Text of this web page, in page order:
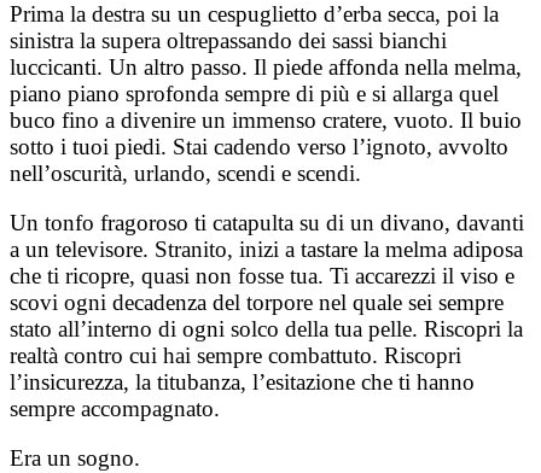
Prima la destra su un cespuglietto d’erba secca, poi la
sinistra la supera oltrepassando dei sassi bianchi
luccicanti. Un altro passo. Il piede affonda nella melma,
piano piano sprofonda sempre di più e si allarga quel
buco fino a divenire un immenso cratere, vuoto. Il buio
sotto i tuoi piedi. Stai cadendo verso l’ignoto, avvolto
nell’oscurità, urlando, scendi e scendi.
Un tonfo fragoroso ti catapulta su di un divano, davanti
a un televisore. Stranito, inizi a tastare la melma adiposa
che ti ricopre, quasi non fosse tua. Ti accarezzi il viso e
scovi ogni decadenza del torpore nel quale sei sempre
stato all’interno di ogni solco della tua pelle. Riscopri la
realtà contro cui hai sempre combattuto. Riscopri
l’insicurezza, la titubanza, l’esitazione che ti hanno
sempre accompagnato.
Era un sogno.